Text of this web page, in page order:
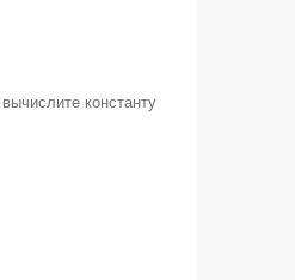
, вычислите константу